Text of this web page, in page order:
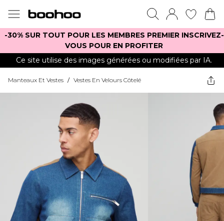
-30% SUR TOUT POUR LES MEMBRES PREMIER INSCRIVEZ-
VOUS POUR EN PROFITER
Ce site utilise des images générées ou modifiées par IA.
Manteaux Et Vestes / Vestes En Velours Côtelé